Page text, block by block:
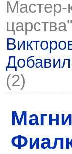
Мастер-
(2)